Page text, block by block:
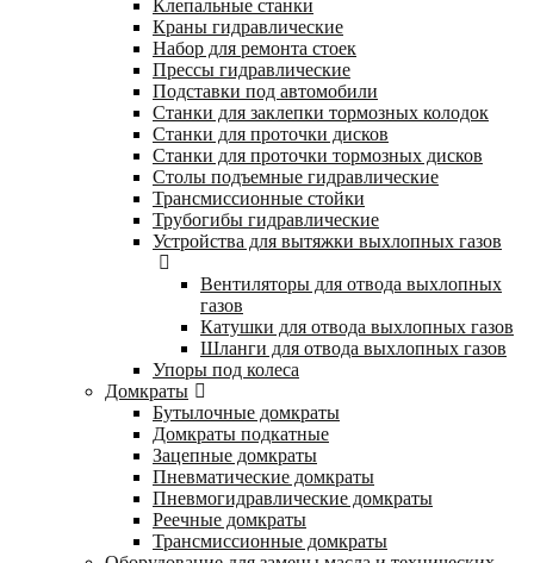
Клепальные станки
Краны гидравлические
Набор для ремонта стоек
Прессы гидравлические
Подставки под автомобили
Станки для заклепки тормозных колодок
Станки для проточки дисков
Станки для проточки тормозных дисков
Столы подъемные гидравлические
Трансмиссионные стойки
Трубогибы гидравлические
Устройства для вытяжки выхлопных газов
Вентиляторы для отвода выхлопных
газов
Катушки для отвода выхлопных газов
Шланги для отвода выхлопных газов
Упоры под колеса
Домкраты
Бутылочные домкраты
Домкраты подкатные
Зацепные домкраты
Пневматические домкраты
Пневмогидравлические домкраты
Реечные домкраты
Трансмиссионные домкраты